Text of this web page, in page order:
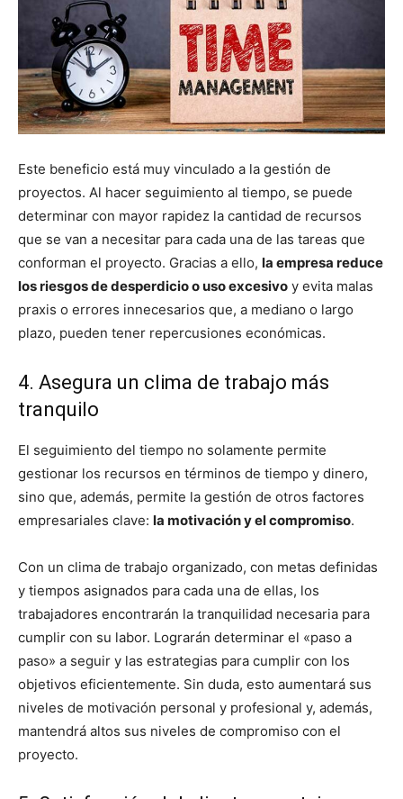
Este beneficio está muy vinculado a la gestión de
proyectos. Al hacer seguimiento al tiempo, se puede
determinar con mayor rapidez la cantidad de recursos
que se van a necesitar para cada una de las tareas que
conforman el proyecto. Gracias a ello, la empresa reduce
los riesgos de desperdicio o uso excesivo y evita malas
praxis o errores innecesarios que, a mediano o largo
plazo, pueden tener repercusiones económicas.
4. Asegura un clima de trabajo más
tranquilo
El seguimiento del tiempo no solamente permite
gestionar los recursos en términos de tiempo y dinero,
sino que, además, permite la gestión de otros factores
empresariales clave: la motivación y el compromiso.
Con un clima de trabajo organizado, con metas definidas
y tiempos asignados para cada una de ellas, los
trabajadores encontrarán la tranquilidad necesaria para
cumplir con su labor. Lograrán determinar el «paso a
paso» a seguir y las estrategias para cumplir con los
objetivos eficientemente. Sin duda, esto aumentará sus
niveles de motivación personal y profesional y, además,
mantendrá altos sus niveles de compromiso con el
proyecto.